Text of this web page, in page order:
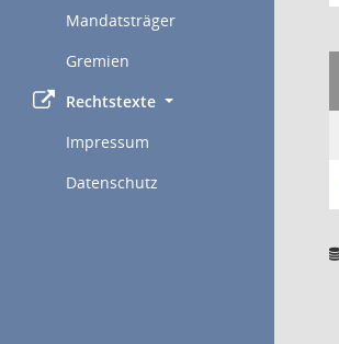
Mandatsträger
Gremien
Rechtstexte
Impressum
Datenschutz